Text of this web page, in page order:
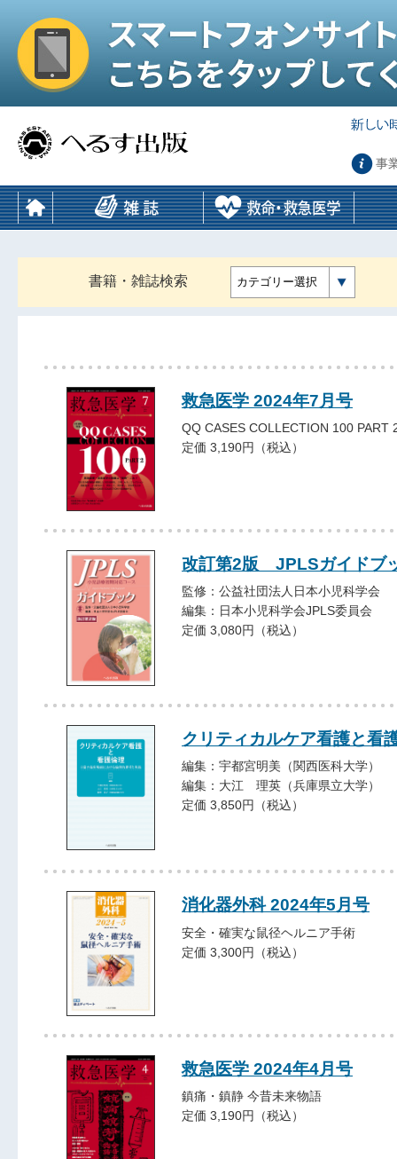
事
書籍・雑誌検索 カテゴリー選択
救急医学 2024年7月号
QQ CASES COLLECTION 100 PART
定価 3,190円（税込）
改訂第2版 JPLSガイドブ
監修：公益社団法人日本小児科学会
編集：日本小児科学会JPLS委員会
定価 3,080円（税込）
クリティカルケア看護と看
編集：宇都宮明美（関西医科大学）
編集：大江 理英（兵庫県立大学）
定価 3,850円（税込）
消化器外科 2024年5月号
安全・確実な鼠径ヘルニア手術
定価 3,300円（税込）
救急医学 2024年4月号
鎮痛・鎮静 今昔未来物語
定価 3,190円（税込）